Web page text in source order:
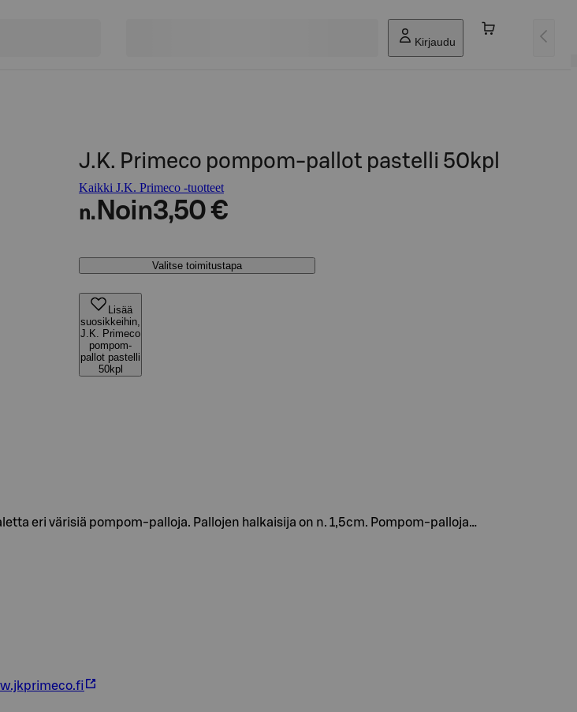
Kirjaudu
J.K. Primeco pompom-pallot pastelli 50kpl
Kaikki J.K. Primeco -tuotteet
n. Noin3,50 €
Valitse toimitustapa
Lisää
suosikkeihin,
J.K. Primeco
pompom-
pallot pastelli
50kpl
eri värisiä pompom-palloja. Pallojen halkaisija on n. 1,5cm. Pompom-palloja…